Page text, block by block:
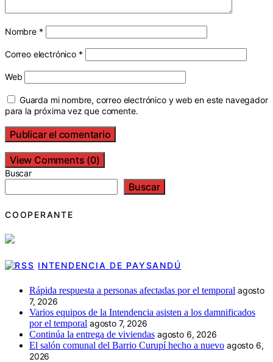
Nombre *
Correo electrónico *
Web
Guarda mi nombre, correo electrónico y web en este navegador
para la próxima vez que comente.
View Comments (0)
Buscar
Buscar
COOPERANTE
INTENDENCIA DE PAYSANDÚ
Rápida respuesta a personas afectadas por el temporal agosto
7, 2026
Varios equipos de la Intendencia asisten a los damnificados
por el temporal agosto 7, 2026
Continúa la entrega de viviendas agosto 6, 2026
El salón comunal del Barrio Curupí hecho a nuevo agosto 6,
2026